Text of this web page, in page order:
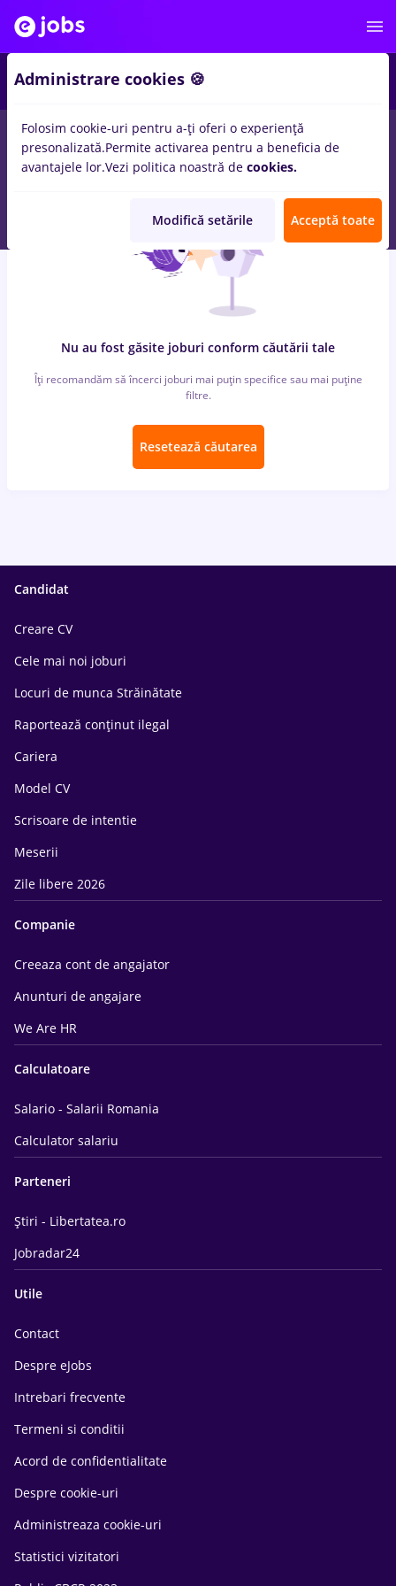
locuri de muncaturca, Full timein Timisoarapentru
experientainBanci, Medicina / Sanatate
Nu au fost găsite joburi conform căutării tale
Îți recomandăm să încerci joburi mai puțin specifice sau mai puține
filtre.
Resetează căutarea
Candidat
Creare CV
Cele mai noi joburi
Locuri de munca Străinătate
Raportează conținut ilegal
Cariera
Model CV
Scrisoare de intentie
Meserii
Zile libere 2026
Companie
Creeaza cont de angajator
Anunturi de angajare
We Are HR
Calculatoare
Salario - Salarii Romania
Calculator salariu
Parteneri
Știri - Libertatea.ro
Jobradar24
Utile
Contact
Despre eJobs
Intrebari frecvente
Termeni si conditii
Acord de confidentialitate
Despre cookie-uri
Administreaza cookie-uri
Statistici vizitatori
Administrare cookies 🍪
Folosim cookie-uri pentru a-ți oferi o experiență
presonalizată.Permite activarea pentru a beneficia de
avantajele lor.Vezi politica noastră de cookies.
Modifică setările Acceptă toate